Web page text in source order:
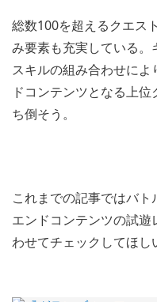
総数100を超えるクエス
み要素も充実している
スキルの組み合わせに
ドコンテンツとなる上
ち倒そう。
これまでの記事ではバ
エンドコンテンツの試
わせてチェックしてほし